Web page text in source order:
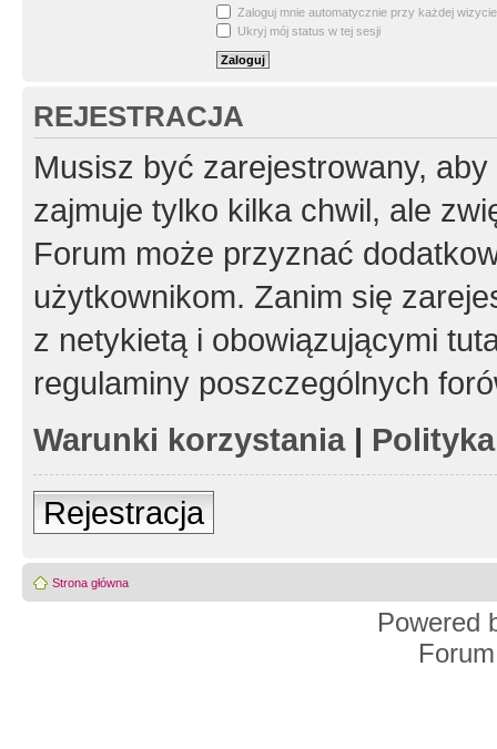
Zaloguj mnie automatycznie przy każdej wizycie
Ukryj mój status w tej sesji
REJESTRACJA
Musisz być zarejestrowany,
zajmuje tylko kilka chwil, ale
Forum może przyznać
użytkownikom. Zanim się
z netykietą i obowiązującymi
regulaminy poszczególnych
Warunki korzystania|
Rejestracja
Strona główna
Powered